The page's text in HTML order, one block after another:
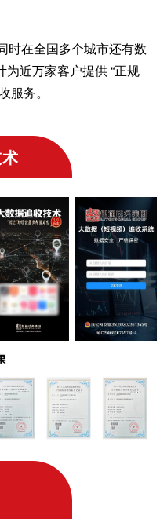
时在全国多个城市还有数
近万家客户提供 “正规
服务。